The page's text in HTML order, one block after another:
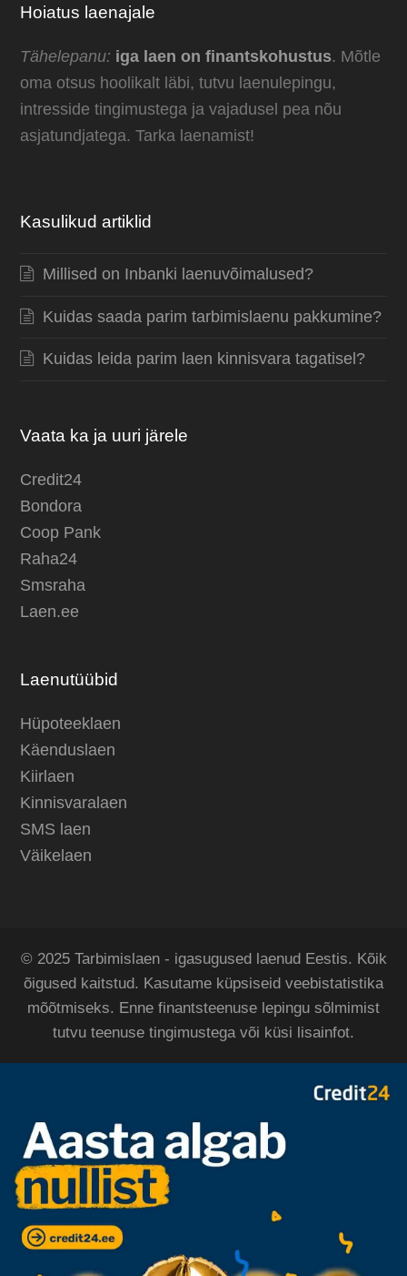
Hoiatus laenajale
Tähelepanu: iga laen on finantskohustus. Mõtle
oma otsus hoolikalt läbi, tutvu laenulepingu,
intresside tingimustega ja vajadusel pea nõu
asjatundjatega. Tarka laenamist!
Kasulikud artiklid
Millised on Inbanki laenuvõimalused?
Kuidas saada parim tarbimislaenu pakkumine?
Kuidas leida parim laen kinnisvara tagatisel?
Vaata ka ja uuri järele
Credit24
Bondora
Coop Pank
Raha24
Smsraha
Laen.ee
Laenutüübid
Hüpoteeklaen
Käenduslaen
Kiirlaen
Kinnisvaralaen
SMS laen
Väikelaen
© 2025 Tarbimislaen - igasugused laenud Eestis. Kõik
õigused kaitstud. Kasutame küpsiseid veebistatistika
mõõtmiseks. Enne finantsteenuse lepingu sõlmimist
tutvu teenuse tingimustega või küsi lisainfot.